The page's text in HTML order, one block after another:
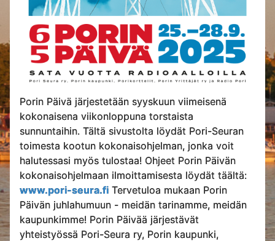
Porin Päivä järjestetään syyskuun viimeisenä
kokonaisena viikonloppuna torstaista
sunnuntaihin. Tältä sivustolta löydät Pori-Seuran
toimesta kootun kokonaisohjelman, jonka voit
halutessasi myös tulostaa! Ohjeet Porin Päivän
kokonaisohjelmaan ilmoittamisesta löydät täältä:
www.pori-seura.fi Tervetuloa mukaan Porin
Päivän juhlahumuun - meidän tarinamme, meidän
kaupunkimme! Porin Päivää järjestävät
yhteistyössä Pori-Seura ry, Porin kaupunki,